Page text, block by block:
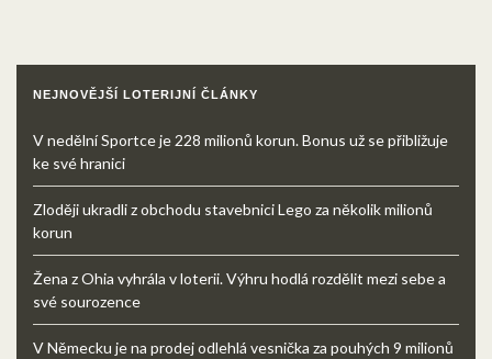
NEJNOVĚJŠÍ LOTERIJNÍ ČLÁNKY
V nedělní Sportce je 228 milionů korun. Bonus už se přibližuje
ke své hranici
Zloději ukradli z obchodu stavebnici Lego za několik milionů
korun
Žena z Ohia vyhrála v loterii. Výhru hodlá rozdělit mezi sebe a
své sourozence
V Německu je na prodej odlehlá vesnička za pouhých 9 milionů